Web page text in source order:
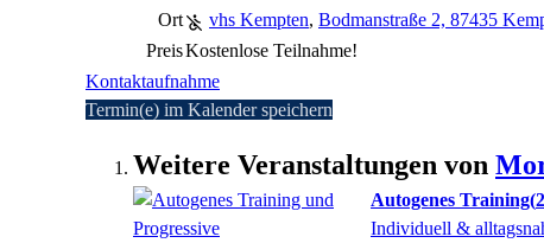
Ort
vhs Kempten, Bodmanstraße 2, 87435
PreisKostenlose Teilnahme!
Kontaktaufnahme
Termin(e) im Kalender speichern
Weitere Veranstaltungen von
Autogenes Training
Individuell &